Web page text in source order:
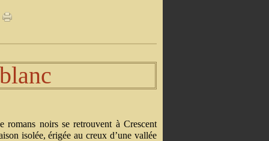
romans noirs se retrouvent à Crescent
isolée, érigée au creux d’une vallée